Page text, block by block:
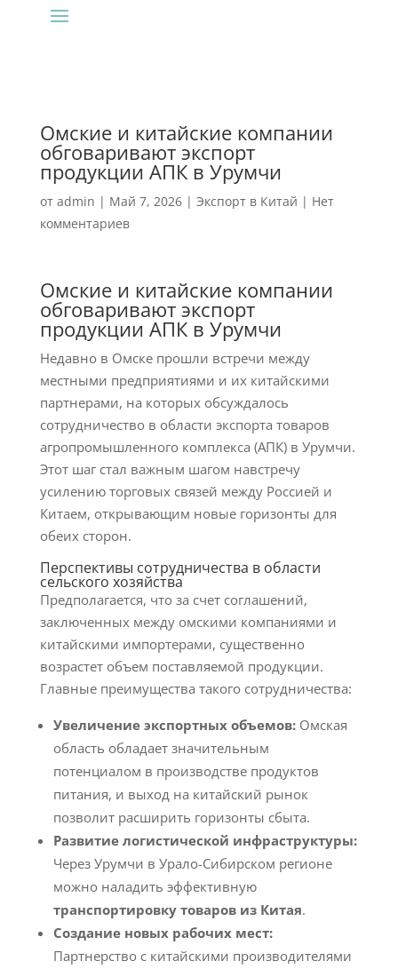
Омские и китайские компании
обговаривают экспорт
продукции АПК в Урумчи
от admin | Май 7, 2026| Экспорт в Китай | Нет
комментариев
Омские и китайские компании
обговаривают экспорт
продукции АПК в Урумчи
Недавно в Омске прошли встречи между
местными предприятиями и их китайскими
партнерами, на которых обсуждалось
сотрудничество в области экспорта товаров
агропромышленного комплекса (АПК) в Урумчи.
Этот шаг стал важным шагом навстречу
усилению торговых связей между Россией и
Китаем, открывающим новые горизонты для
обеих сторон.
Перспективы сотрудничества в области
сельского хозяйства
Предполагается, что за счет соглашений,
заключенных между омскими компаниями и
китайскими импортерами, существенно
возрастет объем поставляемой продукции.
Главные преимущества такого сотрудничества:
Увеличение экспортных объемов:Омская
область обладает значительным
потенциалом в производстве продуктов
питания, и выход на китайский рынок
позволит расширить горизонты сбыта.
Развитие логистической инфраструктуры:
Через Урумчи в Урало-Сибирском регионе
можно наладить эффективную
транспортировку товаров из Китая.
Создание новых рабочих мест:
Партнерство с китайскими производителями